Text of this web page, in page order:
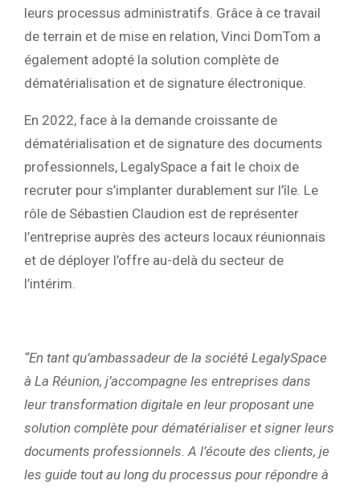
leurs processus administratifs. Grâce à ce travail
de terrain et de mise en relation, Vinci DomTom a
également adopté la solution complète de
dématérialisation et de signature électronique.
En 2022, face à la demande croissante de
dématérialisation et de signature des documents
professionnels, LegalySpace a fait le choix de
recruter pour s’implanter durablement sur l’île. Le
rôle de Sébastien Claudion est de représenter
l’entreprise auprès des acteurs locaux réunionnais
et de déployer l’offre au-delà du secteur de
l’intérim.
“En tant qu’ambassadeur de la société LegalySpace
à La Réunion, j’accompagne les entreprises dans
leur transformation digitale en leur proposant une
solution complète pour dématérialiser et signer leurs
documents professionnels.A l’écoute des clients, je
les guide tout au long du processus pour répondre à